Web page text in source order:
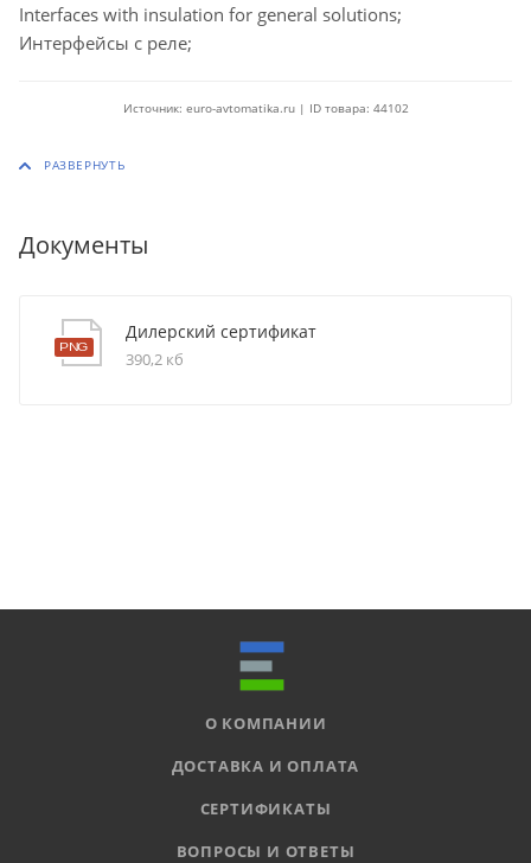
Interfaces with insulation for general solutions;
Интерфейсы с реле;
Источник: euro-avtomatika.ru | ID товара: 44102
Документы
Дилерский сертификат
390,2 кб
О КОМПАНИИ
ДОСТАВКА И ОПЛАТА
СЕРТИФИКАТЫ
ВОПРОСЫ И ОТВЕТЫ